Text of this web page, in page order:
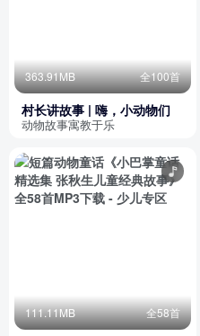
363.91MB 全100首
村长讲故事 | 嗨，小动物们
动物故事寓教于乐
111.11MB 全58首